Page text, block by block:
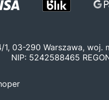
03-290 Warszawa, woj.
NIP: 5242588465